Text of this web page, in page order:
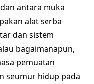
antara muka
alat serba
dan sistem
bagaimanapun,
pemuatan
seumur hidup pada